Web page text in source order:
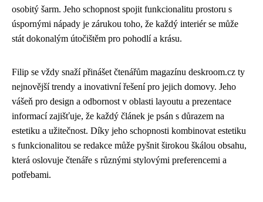
osobitý šarm. Jeho schopnost spojit funkcionalitu prostoru s
úspornými nápady je zárukou toho, že každý interiér se může
stát dokonalým útočištěm pro pohodlí a krásu.
Filip se vždy snaží přinášet čtenářům magazínu deskroom.cz ty
nejnovější trendy a inovativní řešení pro jejich domovy. Jeho
vášeň pro design a odbornost v oblasti layoutu a prezentace
informací zajišťuje, že každý článek je psán s důrazem na
estetiku a užitečnost. Díky jeho schopnosti kombinovat estetiku
s funkcionalitou se redakce může pyšnit širokou škálou obsahu,
která oslovuje čtenáře s různými stylovými preferencemi a
potřebami.